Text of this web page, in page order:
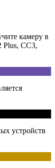
камеру в
Plus, CC3,
устройств